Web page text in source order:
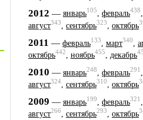
2012 — январь105, февраль438
август343, сентябрь323, октябрь
2011 — февраль133 март340
октябрь442, ноябрь455, декабрь
2010 — январь248 февраль291
август324, сентябрь310, октябрь
2009 — январь199 февраль321
август266, сентябрь293, октябрь